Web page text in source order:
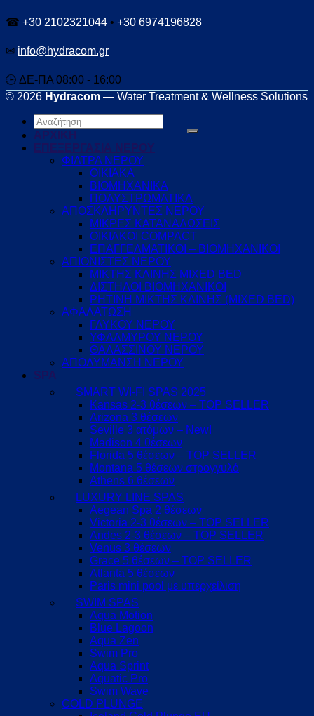
☎ +30 2102321044 • +30 6974196828
✉ info@hydracom.gr
🕒 ΔΕ-ΠΑ 08:00 - 16:00
© 2026 Hydracom — Water Treatment & Wellness Solutions
Αναζήτηση
για:
ΑΡΧΙΚΗ
ΕΠΕΞΕΡΓΑΣΙΑ ΝΕΡΟΥ
ΦΙΛΤΡΑ ΝΕΡΟΥ
ΟΙΚΙΑΚΑ
ΒΙΟΜΗΧΑΝΙΚΑ
ΠΟΛΥΣΤΡΩΜΑΤΙΚΑ
ΑΠΟΣΚΛΗΡΥΝΤΕΣ ΝΕΡΟΥ
ΜΙΚΡΕΣ ΚΑΤΑΝΑΛΩΣΕΙΣ
ΟΙΚΙΑΚΟΙ COMPACT
ΕΠΑΓΓΕΛΜΑΤΙΚΟΙ – ΒΙΟΜΗΧΑΝΙΚΟΙ
ΑΠΙΟΝΙΣΤΕΣ ΝΕΡΟΥ
ΜΙΚΤΗΣ ΚΛΙΝΗΣ MIXED BED
ΔΙΣΤΗΛΟΙ ΒΙΟΜΗΧΑΝΙΚΟΙ
ΡΗΤΙΝΗ ΜΙΚΤΗΣ ΚΛΙΝΗΣ (MIXED BED)
ΑΦΑΛΑΤΩΣΗ
ΓΛΥΚΟΥ ΝΕΡΟΥ
ΥΦΑΛΜΥΡΟΥ ΝΕΡΟΥ
ΘΑΛΑΣΣΙΝΟΥ ΝΕΡΟΥ
ΑΠΟΛΥΜΑΝΣΗ ΝΕΡΟΥ
SPA
SMART WI-FI SPAS 2025
Kansas 2-3 θέσεων – TOP SELLER
Arizona 3 θέσεων
Seville 3 ατόμων – New!
Madison 4 θέσεων
Florida 5 θέσεων – TOP SELLER
Montana 5 θέσεων στρογγυλό
Athens 6 θέσεων
LUXURY LINE SPAS
Aegean Spa 2 θέσεων
Victoria 2-3 θέσεων – TOP SELLER
Andes 2-3 θέσεων – TOP SELLER
Venus 3 θέσεων
Grace 5 θέσεων – TOP SELLER
Atlanta 5 θέσεων
Paris mini pool με υπερχείλιση
SWIM SPAS
Aqua Motion
Blue Lagoon
Aqua Zen
Swim Pro
Aqua Sprint
Aquatic Pro
Swim Wave
COLD PLUNGE